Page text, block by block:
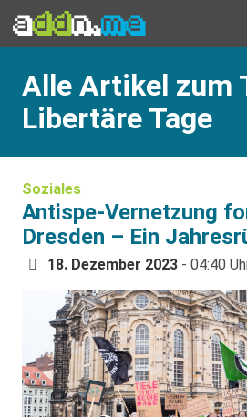
Alle Artikel zum
Libertäre Tage
Soziales
Antispe-Vernetzung
Dresden – Ein
18. Dezember 2023 - 04:40